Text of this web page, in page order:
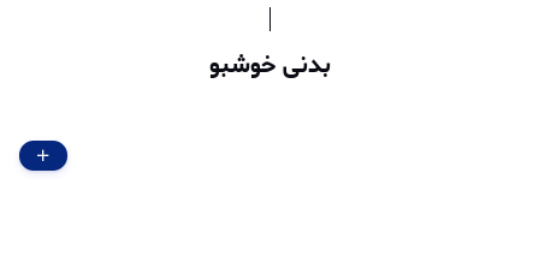
بدنی خوشبو